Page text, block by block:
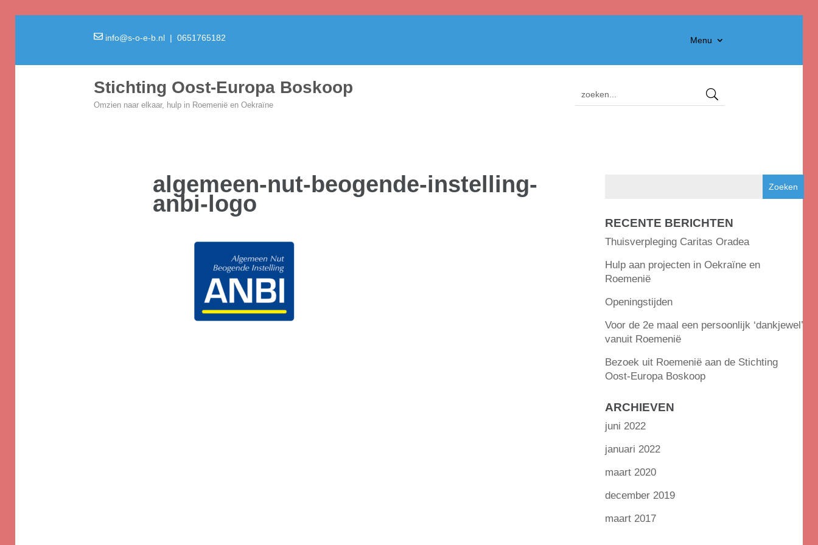
info@s-o-e-b.nl | 0651765182 Menu
Stichting Oost-Europa Boskoop
Omzien naar elkaar, hulp in Roemenië en Oekraïne
algemeen-nut-beogende-instelling-
anbi-logo
RECENTE BERICHTEN
Thuisverpleging Caritas Oradea
Hulp aan projecten in Oekraïne en
Roemenië
Openingstijden
Voor de 2e maal een persoonlijk ‘dankjewel’
vanuit Roemenië
Bezoek uit Roemenië aan de Stichting
Oost-Europa Boskoop
ARCHIEVEN
juni 2022
januari 2022
maart 2020
december 2019
maart 2017